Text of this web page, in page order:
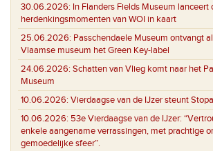
30.06.2026: In Flanders Fields Museum lanceert
herdenkingsmomenten van WOI in kaart
25.06.2026: Passchendaele Museum ontvangt
Vlaamse museum het Green Key-label
24.06.2026: Schatten van Vlieg komt naar het
Museum
10.06.2026: Vierdaagse van de IJzer steunt
10.06.2026: 53e Vierdaagse van de IJzer:
enkele aangename verrassingen, met prachtige
gemoedelijke sfeer”.